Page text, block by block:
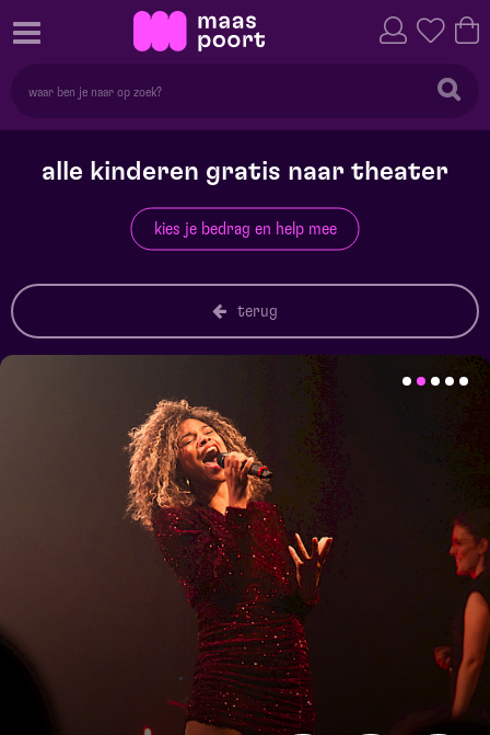
alle kinderen gratis naar theater
kies je bedrag en help mee
terug